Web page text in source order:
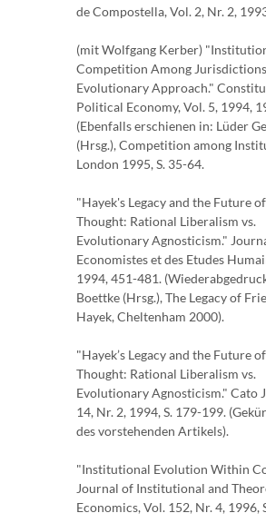
de Compostella, Vol. 2, Nr. 2,
(mit Wolfgang Kerber)
Competition Among
Evolutionary Approach."
Political Economy, Vol. 5, 1994,
(Ebenfalls erschienen in: Lüder
(Hrsg.), Competition among
London 1995, S. 35-64.
"Hayek's Legacy and the Future
Thought: Rational Liberalism vs.
Evolutionary Agnosticism."
Economistes et des Etudes
1994, 451-481.
Boettke (Hrsg.), The Legacy of
Hayek, Cheltenham 2000).
"Hayek’s Legacy and the Future
Thought: Rational Liberalism vs.
Evolutionary Agnosticism." Cato
14, Nr. 2, 1994, S. 179-199.
des vorstehenden Artikels).
"Institutional Evolution Within
Journal of Institutional and
Economics, Vol. 152, Nr. 4, 1996,